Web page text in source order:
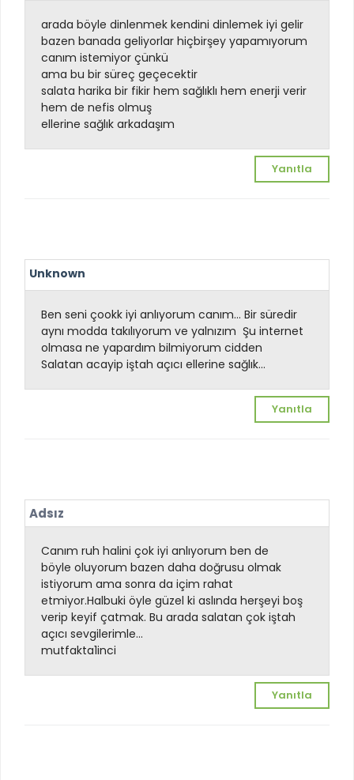
arada böyle dinlenmek kendini dinlemek iyi gelir
bazen banada geliyorlar hiçbirşey yapamıyorum
canım istemiyor çünkü
ama bu bir süreç geçecektir
salata harika bir fikir hem sağlıklı hem enerji verir
hem de nefis olmuş
ellerine sağlık arkadaşım
Yanıtla
Unknown
Ben seni çookk iyi anlıyorum canım... Bir süredir
aynı modda takılıyorum ve yalnızım Şu internet
olmasa ne yapardım bilmiyorum cidden
Salatan acayip iştah açıcı ellerine sağlık...
Yanıtla
Adsız
Canım ruh halini çok iyi anlıyorum ben de
böyle oluyorum bazen daha doğrusu olmak
istiyorum ama sonra da içim rahat
etmiyor.Halbuki öyle güzel ki aslında herşeyi boş
verip keyif çatmak. Bu arada salatan çok iştah
açıcı sevgilerimle...
mutfakta1inci
Yanıtla